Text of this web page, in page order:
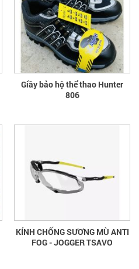
Giầy bảo hộ thể thao Hunter
806
KÍNH CHỐNG SƯƠNG MÙ ANTI
FOG - JOGGER TSAVO